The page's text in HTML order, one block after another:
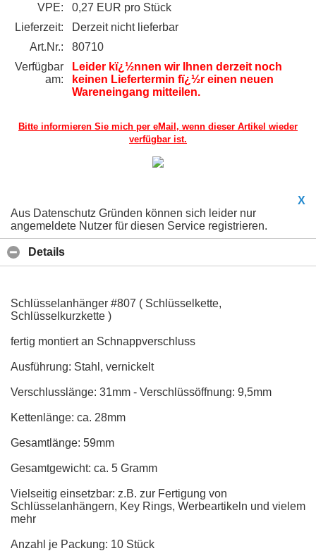
VPE:
0,27 EUR pro Stück
Lieferzeit:
Derzeit nicht lieferbar
Art.Nr.:
80710
Verfügbar
am:
Leider kï¿½nnen wir Ihnen derzeit noch
keinen Liefertermin fï¿½r einen neuen
Wareneingang mitteilen.
Bitte informieren Sie mich per eMail, wenn dieser Artikel wieder
verfügbar ist.
X
Aus Datenschutz Gründen können sich leider nur
angemeldete Nutzer für diesen Service registrieren.
Details
Schlüsselanhänger #807 ( Schlüsselkette,
Schlüsselkurzkette )
fertig montiert an Schnappverschluss
Ausführung: Stahl, vernickelt
Verschlusslänge: 31mm - Verschlüssöffnung: 9,5mm
Kettenlänge: ca. 28mm
Gesamtlänge: 59mm
Gesamtgewicht: ca. 5 Gramm
Vielseitig einsetzbar: z.B. zur Fertigung von
Schlüsselanhängern, Key Rings, Werbeartikeln und vielem
mehr
Anzahl je Packung: 10 Stück